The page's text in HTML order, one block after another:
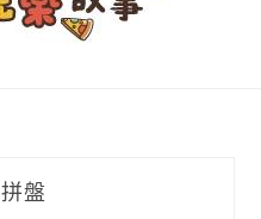
拼盤